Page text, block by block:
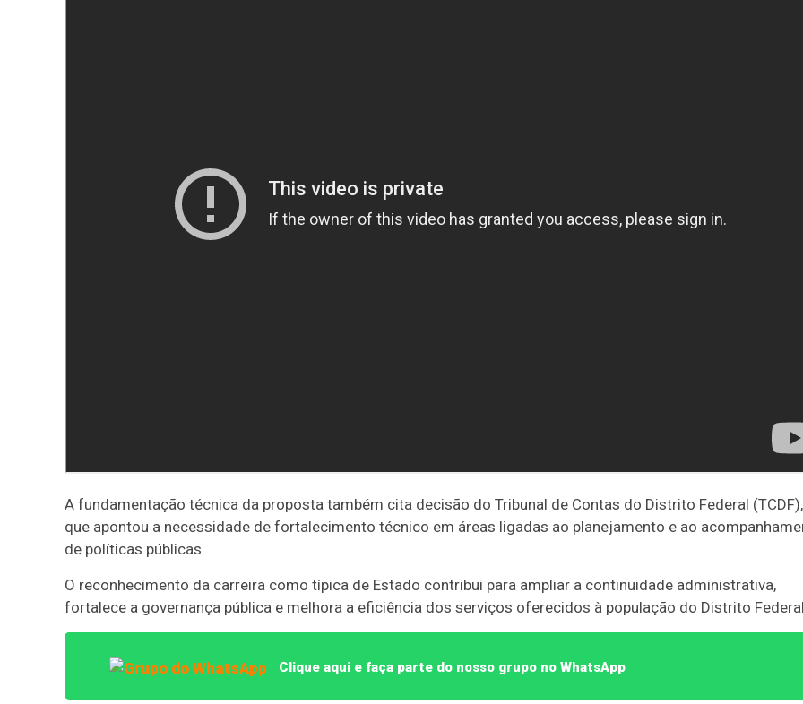
A fundamentação técnica da proposta também cita decisão do Tribunal de Contas do Distrito Federal (TCDF),
que apontou a necessidade de fortalecimento técnico em áreas ligadas ao planejamento e ao
de políticas públicas.
O reconhecimento da carreira como típica de Estado contribui para ampliar a continuidade administrativa,
fortalece a governança pública e melhora a eficiência dos serviços oferecidos à população do Distrito
Clique aqui e faça parte do nosso grupo no WhatsApp